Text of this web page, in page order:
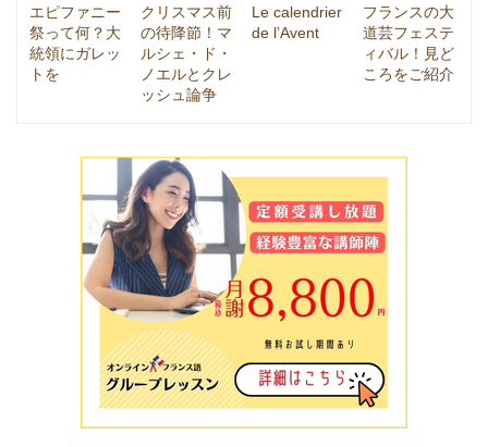
エピファニー
祭って何？大
統領にガレッ
トを
クリスマス前
の待降節！マ
ルシェ・ド・
ノエルとクレ
ッシュ論争
Le calendrier
de l’Avent
フランスの大
道芸フェステ
ィバル！見ど
ころをご紹介